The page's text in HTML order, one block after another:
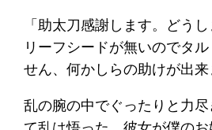
「助太刀感謝します。どう
リーフシードが無いのでタ
せん、何かしらの助けが出来
乱の腕の中でぐったりと力